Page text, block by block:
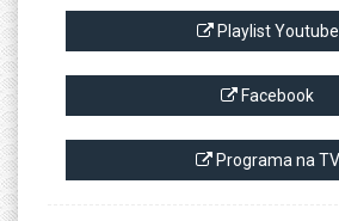
Playlist Youtube
Facebook
Programa na TV